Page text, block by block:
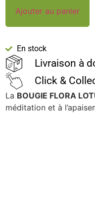
Ajouter au panier
En stock
Livraison à
Click &
La BOUGIE FLORA
méditation et à